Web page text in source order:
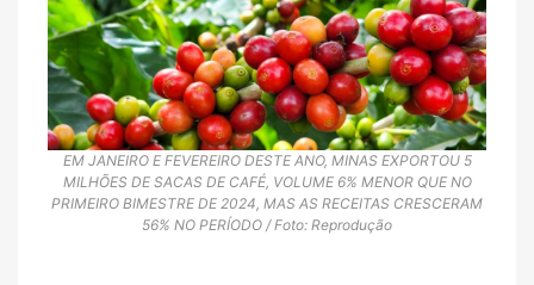
EM JANEIRO E FEVEREIRO DESTE ANO, MINAS EXPORTOU 5
MILHÕES DE SACAS DE CAFÉ, VOLUME 6% MENOR QUE NO
PRIMEIRO BIMESTRE DE 2024, MAS AS RECEITAS CRESCERAM
56% NO PERÍODO / Foto: Reprodução